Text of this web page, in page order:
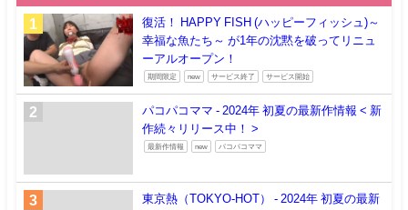
復活！ HAPPY FISH (ハッピーフィッシュ)～
幸福な魚たち～ が1年の沈黙を破ってリニュ
ーアルオープン！
期間限定 new サービス終了 サービス開始
パコパコママ - 2024年 初夏の最新作情報 < 新
作続々リリース中！ >
最新作情報 new パコパコママ
東京熱（TOKYO-HOT） - 2024年 初夏の最新